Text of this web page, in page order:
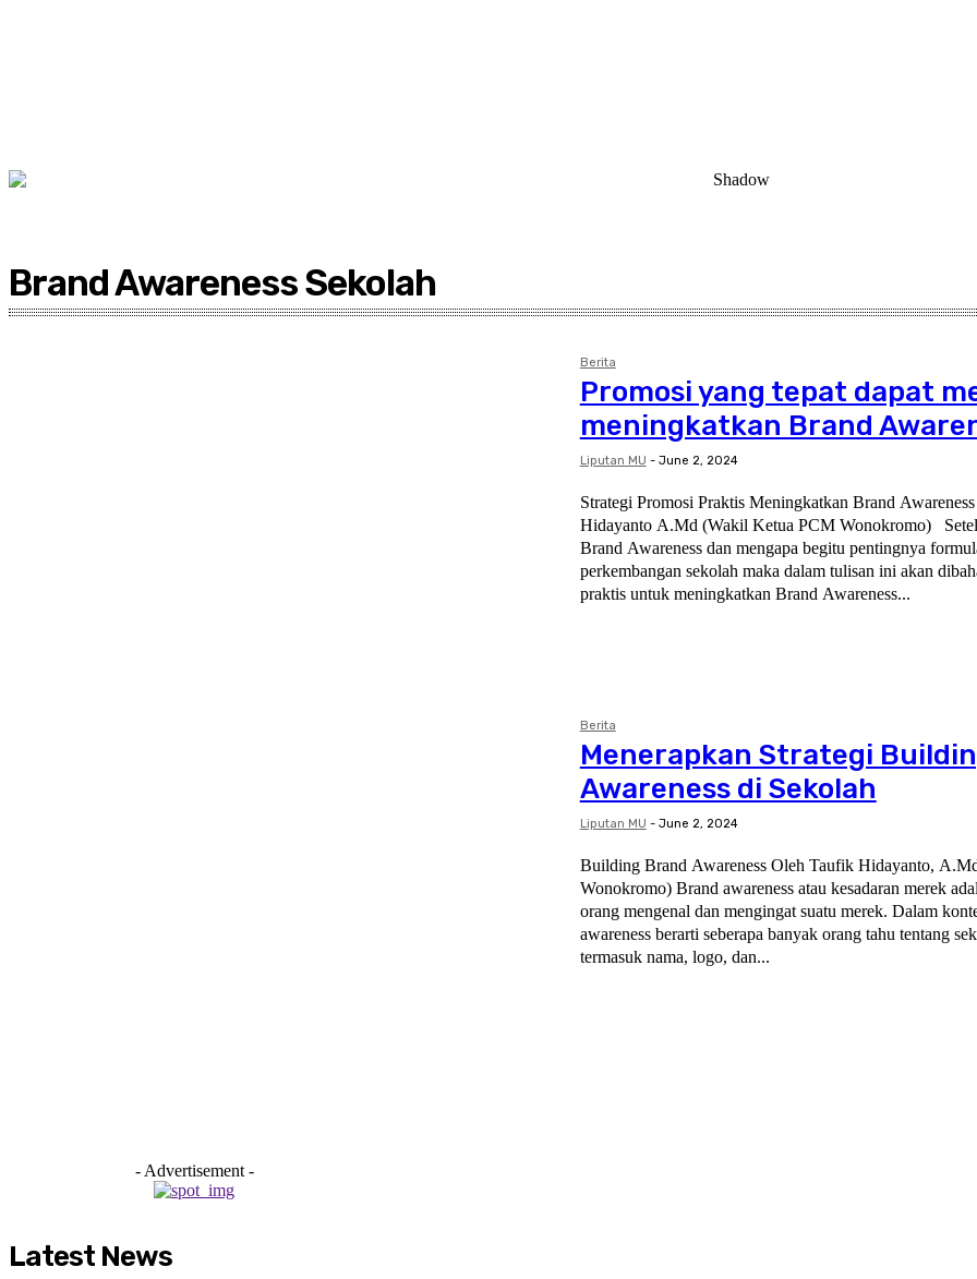
Brand Awareness Sekolah
Berita
Promosi yang tepat dapat
meningkatkan Brand
Liputan MU - June 2, 2024
Strategi Promosi Praktis Meningkatkan Brand
Hidayanto A.Md (Wakil Ketua PCM Wonokromo) Setelah mengetahui apa itu
Brand Awareness dan mengapa begitu pentingnya
perkembangan sekolah maka dalam tulisan ini akan
praktis untuk meningkatkan Brand Awareness...
Berita
Menerapkan Strategi
Awareness di Sekolah
Liputan MU - June 2, 2024
Building Brand Awareness Oleh Taufik Hidayanto, A.Md (Wakil Ketua PCM
Wonokromo) Brand awareness atau kesadaran merek adalah seberapa baik
orang mengenal dan mengingat suatu merek. Dalam
awareness berarti seberapa banyak orang tahu tentang
termasuk nama, logo, dan...
- Advertisement -
Latest News